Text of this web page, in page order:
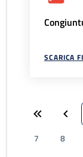
SCARICA
7
8